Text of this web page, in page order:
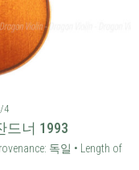
4
드너 1993
독일 • Length of